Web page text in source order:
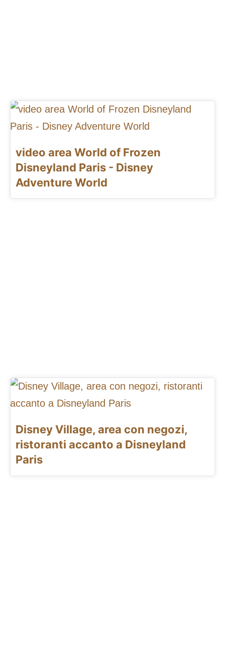
video area World of Frozen
Disneyland Paris - Disney
Adventure World
Disney Village, area con negozi,
ristoranti accanto a Disneyland
Paris